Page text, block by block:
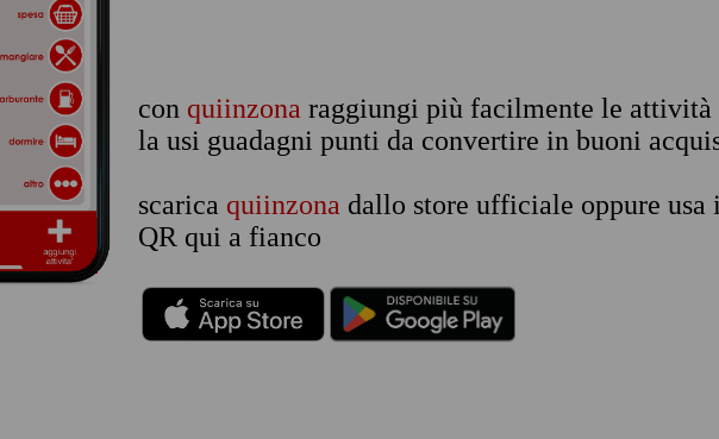
con quiinzona raggiungi più facilmente le attività
la usi guadagni punti da convertire in buoni
scarica quiinzona dallo store ufficiale oppure usa
QR qui a fianco